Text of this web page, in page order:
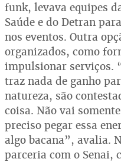
funk, levava equipes
Saúde e do Detran
nos eventos. Outra
organizados, como
impulsionar serviços.
traz nada de ganho
natureza, são
coisa. Não vai
preciso pegar essa
algo bacana”, avalia.
parceria com o Senai,